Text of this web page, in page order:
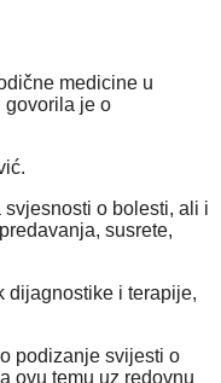
medicine u
govorila je o
o bolesti, ali i
susrete,
dijagnostike i terapije,
podizanje svijesti o
ovu temu uz redovnu